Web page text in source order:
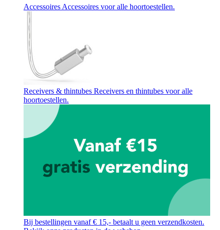
Accessoires Accessoires voor alle hoortoestellen.
Receivers & thintubes Receivers en thintubes voor alle
hoortoestellen.
Bij bestellingen vanaf € 15,- betaalt u geen verzendkosten.